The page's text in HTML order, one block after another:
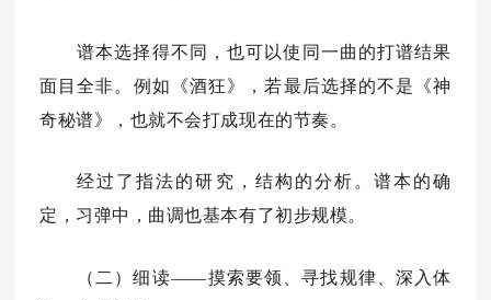
谱本选择得不同，也可以使同一曲的打谱结果
面目全非。例如《酒狂》，若最后选择的不是《神
奇秘谱》，也就不会打成现在的节奏。
经过了指法的研究，结构的分析。谱本的确
定，习弹中，曲调也基本有了初步规模。
（二）细读——摸索要领、寻找规律、深入体